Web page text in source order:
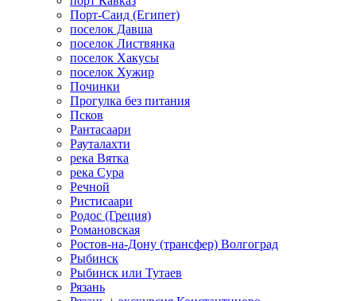
Порт-Саид (Египет)
поселок Давша
поселок Листвянка
поселок Хакусы
поселок Хужир
Починки
Прогулка без питания
Псков
Рантасаари
Рауталахти
река Вятка
река Сура
Речной
Ристисаари
Родос (Греция)
Романовская
Ростов-на-Дону (трансфер) Волгоград
Рыбинск
Рыбинск или Тутаев
Рязань